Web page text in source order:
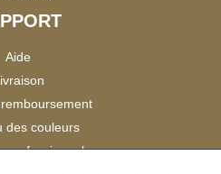
Aide
des couleurs
professionnels